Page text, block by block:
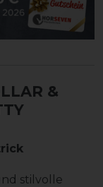
&
stilvolle